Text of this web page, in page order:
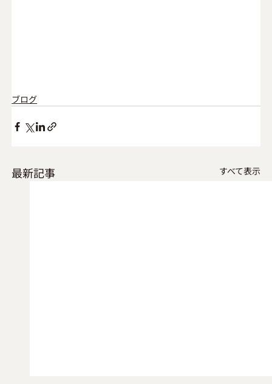
ブログ
最新記事 すべて表示